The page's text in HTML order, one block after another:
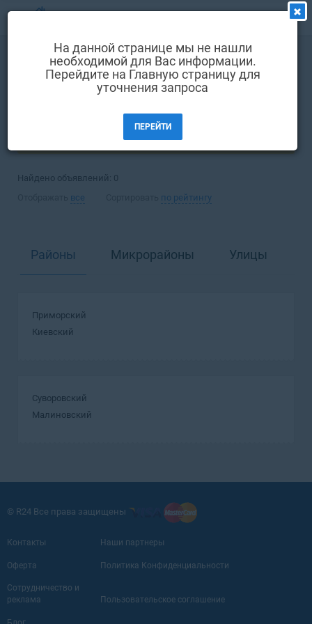
Выбрать язык
Вход и регистрация
Комментарии к объявления
Как добавить объявление
Покупка Квартира
ФИЛЬТРЫ (1)
Найдено объявлений: 0
все по рейтингу
Районы Микрорайоны Улицы
Приморский
Киевский
Суворовский
Малиновский
© R24 Все права защищены
Контакты Наши партнеры
Оферта Политика Конфиденциальности
Сотрудничество и
реклама
Пользовательское соглашение
На данной странице мы не нашли
необходимой для Вас информации.
Перейдите на Главную страницу для
уточнения запроса
ПЕРЕЙТИ